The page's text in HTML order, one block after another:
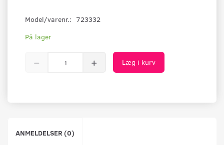
Model/varenr.: 723332
På lager
Læg i kurv
ANMELDELSER (0)